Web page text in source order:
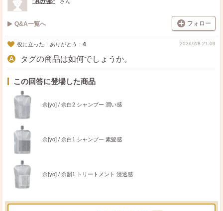
Q&A一覧へ フォロー
役に立った！ありがとう： 4 2026/2/8 21:09
タグの商品は如何でしょうか。
この回答に登場した商品
余[yo] / 余白2 シャンプー 潤い感
余[yo] / 余白1 シャンプー 素髪感
余[yo] / 余韻1 トリートメント 浸透感